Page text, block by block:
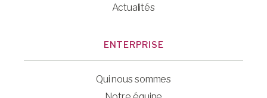
Actualités
ENTERPRISE
Qui nous sommes